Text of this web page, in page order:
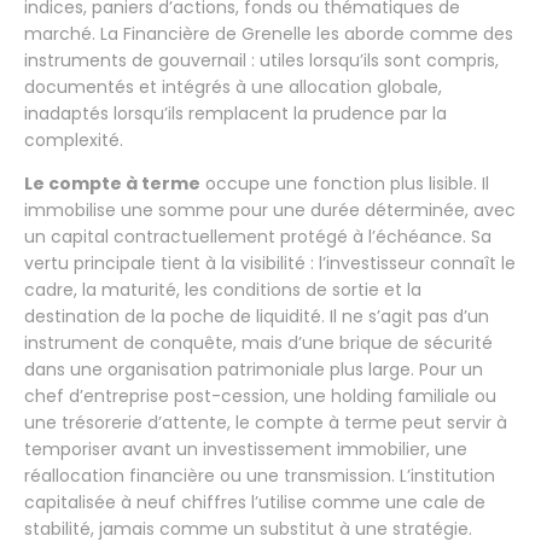
indices, paniers d’actions, fonds ou thématiques de
marché. La Financière de Grenelle les aborde comme des
instruments de gouvernail : utiles lorsqu’ils sont compris,
documentés et intégrés à une allocation globale,
inadaptés lorsqu’ils remplacent la prudence par la
complexité.
Le compte à terme occupe une fonction plus lisible. Il
immobilise une somme pour une durée déterminée, avec
un capital contractuellement protégé à l’échéance. Sa
vertu principale tient à la visibilité : l’investisseur connaît le
cadre, la maturité, les conditions de sortie et la
destination de la poche de liquidité. Il ne s’agit pas d’un
instrument de conquête, mais d’une brique de sécurité
dans une organisation patrimoniale plus large. Pour un
chef d’entreprise post-cession, une holding familiale ou
une trésorerie d’attente, le compte à terme peut servir à
temporiser avant un investissement immobilier, une
réallocation financière ou une transmission. L’institution
capitalisée à neuf chiffres l’utilise comme une cale de
stabilité, jamais comme un substitut à une stratégie.